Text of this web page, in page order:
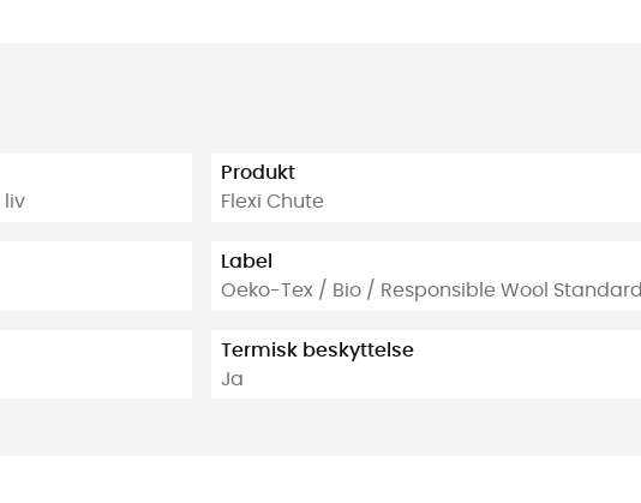
liv
Produkt
Flexi Chute
Label
Oeko-Tex / Bio / Responsible Wool Standard
Termisk beskyttelse
Ja